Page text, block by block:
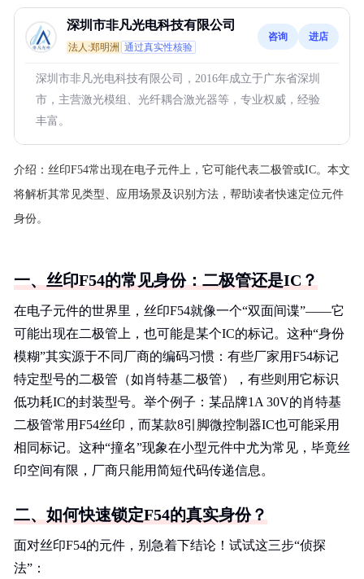
深圳市非凡光电科技有限公司
法人:郑明洲 通过真实性核验
咨询 进店
深圳市非凡光电科技有限公司，2016年成立于广东省深圳
市，主营激光模组、光纤耦合激光器等，专业权威，经验
丰富。
介绍： 丝印F54常出现在电子元件上，它可能代表二极管或IC。本文
将解析其常见类型、应用场景及识别方法，帮助读者快速定位元件
身份。
一、丝印F54的常见身份：二极管还是IC？
在电子元件的世界里，丝印F54就像一个“双面间谍”——它
可能出现在二极管上，也可能是某个IC的标记。这种“身份
模糊”其实源于不同厂商的编码习惯：有些厂家用F54标记
特定型号的二极管（如肖特基二极管），有些则用它标识
低功耗IC的封装型号。举个例子：某品牌1A 30V的肖特基
二极管常用F54丝印，而某款8引脚微控制器IC也可能采用
相同标记。这种“撞名”现象在小型元件中尤为常见，毕竟丝
印空间有限，厂商只能用简短代码传递信息。
二、如何快速锁定F54的真实身份？
面对丝印F54的元件，别急着下结论！试试这三步“侦探
法”：